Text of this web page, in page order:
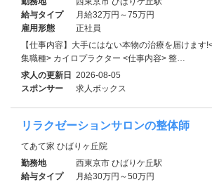
給与タイプ
月給32万円～75万円
雇用形態
正社員
【仕事内容】大手にはない本物の治療を届けます
集職種> カイロプラクター <仕事内容> 整…
求人の更新日 2026-08-05
スポンサー
求人ボックス
リラクゼーションサロンの整体師
てあて家 ひばりヶ丘院
勤務地
西東京市 ひばりケ丘駅
給与タイプ
月給30万円～50万円